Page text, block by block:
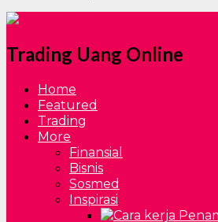
Trading Uang Online
Home
Featured
Trading
More
Finansial
Bisnis
Sosmed
Inspirasi